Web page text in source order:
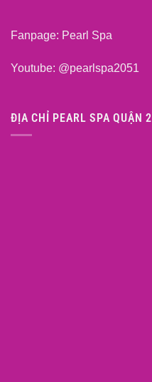
Fanpage: Pearl Spa
Youtube: @pearlspa2051
ĐỊA CHỈ PEARL SPA QUẬN 2